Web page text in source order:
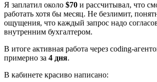
Я заплатил около $70 и рассчитывал, что
работать хотя бы месяц. Не безлимит,
ощущения, что каждый запрос надо
внутренним бухгалтером.
В итоге активная работа через coding-
примерно за 4 дня.
В кабинете красиво написано: